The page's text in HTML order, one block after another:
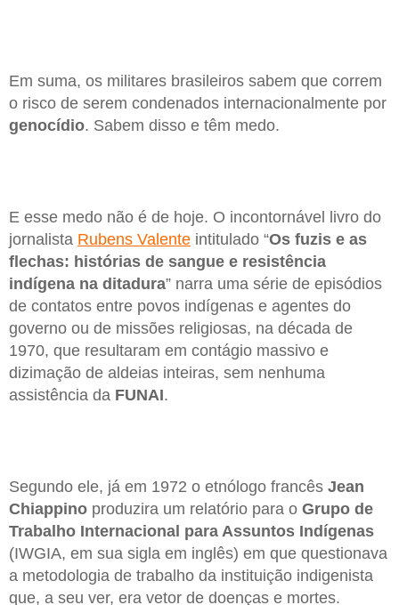
Em suma, os militares brasileiros sabem que correm
o risco de serem condenados internacionalmente por
genocídio. Sabem disso e têm medo.
E esse medo não é de hoje. O incontornável livro do
jornalista Rubens Valente intitulado “Os fuzis e as
flechas: histórias de sangue e resistência
indígena na ditadura” narra uma série de episódios
de contatos entre povos indígenas e agentes do
governo ou de missões religiosas, na década de
1970, que resultaram em contágio massivo e
dizimação de aldeias inteiras, sem nenhuma
assistência da FUNAI.
Segundo ele, já em 1972 o etnólogo francês Jean
Chiappino produzira um relatório para o Grupo de
Trabalho Internacional para Assuntos Indígenas
(IWGIA, em sua sigla em inglês) em que questionava
a metodologia de trabalho da instituição indigenista
que, a seu ver, era vetor de doenças e mortes.